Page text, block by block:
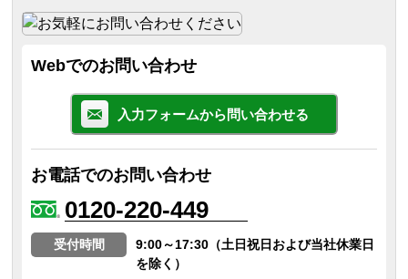
Webでのお問い合わせ
入力フォームから問い合わせる
お電話でのお問い合わせ
0120-220-449
受付時間
9:00～17:30（土日祝日および当社休業日
を除く）